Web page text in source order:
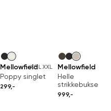
Mellowfield
XS LXXL
Poppy singlet
299,-
Mellowfield
Helle
strikkebukse
999,-